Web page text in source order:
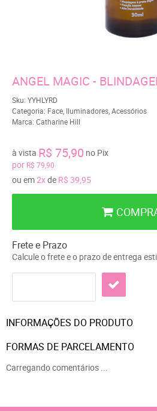
ANGEL MAGIC -
Sku: YYHLYRD
Categoria: Face Iluminadores Acessórios
Marca: Catharine Hill
por R$ 79,90
à vista R$ 75,90 no Pix
ou em2xde R$ 39,95
Frete e Prazo
Calcule o frete e o prazo de entrega
INFORMAÇÕES DO PRODUTO
FORMAS DE PARCELAMENTO
Carregando comentários ...